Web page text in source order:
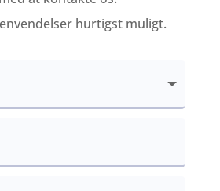
hurtigst muligt.